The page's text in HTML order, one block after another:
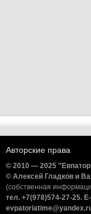
Авторские права
© 2010 — 2025
© Алексей Гладков и
(собственная
тел. +7(978)574-27-25.